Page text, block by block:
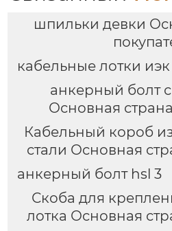
шпильки девки
кабельные лотки иэк
анкерный болт
Основная
Кабельный короб
стали Основная
анкерный болт hsl 3
Скоба для
лотка Основная